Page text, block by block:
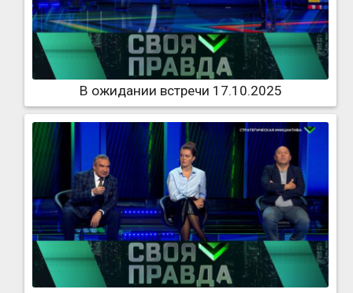
В ожидании встречи 17.10.2025